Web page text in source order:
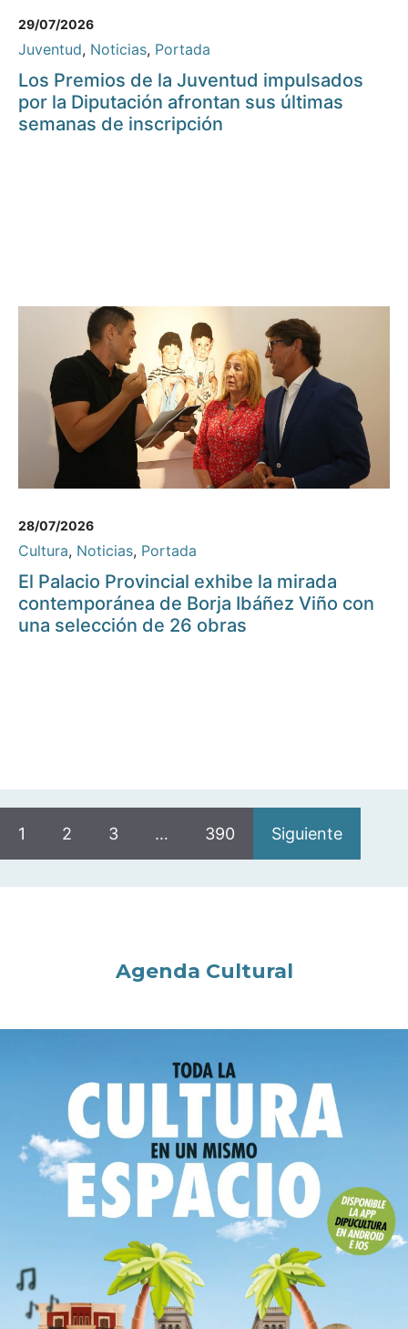
29/07/2026
Juventud, Noticias, Portada
Los Premios de la Juventud impulsados
por la Diputación afrontan sus últimas
semanas de inscripción
28/07/2026
Cultura, Noticias, Portada
El Palacio Provincial exhibe la mirada
contemporánea de Borja Ibáñez Viño con
una selección de 26 obras
1 2 3 … 390 Siguiente
Agenda Cultural